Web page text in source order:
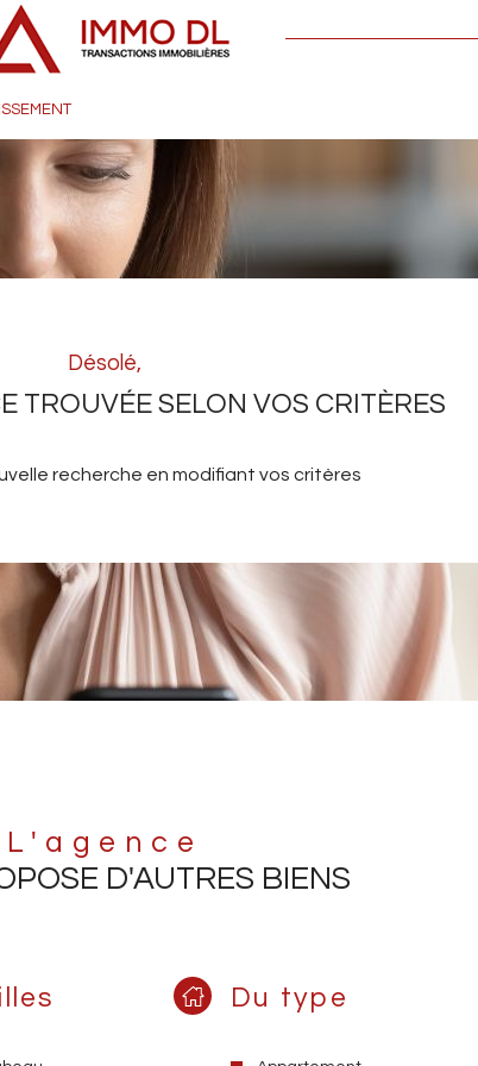
Désolé,
TROUVÉE SELON VOS CRITÈRES
recherche en modifiant vos critères
L'agence
D'AUTRES BIENS
Du type